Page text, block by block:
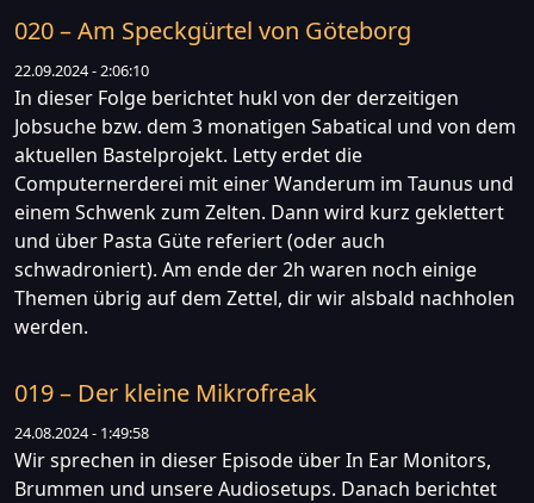
020 – Am Speckgürtel von Göteborg
22.09.2024 - 2:06:10
In dieser Folge berichtet hukl von der derzeitigen
Jobsuche bzw. dem 3 monatigen Sabatical und von dem
aktuellen Bastelprojekt. Letty erdet die
Computernerderei mit einer Wanderum im Taunus und
einem Schwenk zum Zelten. Dann wird kurz geklettert
und über Pasta Güte referiert (oder auch
schwadroniert). Am ende der 2h waren noch einige
Themen übrig auf dem Zettel, dir wir alsbald nachholen
werden.
019 – Der kleine Mikrofreak
24.08.2024 - 1:49:58
Wir sprechen in dieser Episode über In Ear Monitors,
Brummen und unsere Audiosetups. Danach berichtet